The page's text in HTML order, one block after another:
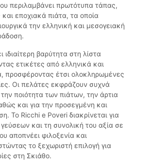
περιλαμβάνει πρωτότυπα τάπας,
εποχιακά πιάτα, τα οποία
την ελληνική και μεσογειακή
ιδιαίτερη βαρύτητα στη λίστα
ετικέτες από ελληνικά και
προσφέροντας έτσι ολοκληρωμένες
Οι πελάτες εκφράζουν συχνά
ποιότητα των πιάτων, την άρτια
και για την προσεγμένη και
Το Ricchi e Poveri διακρίνεται για
και τη συνολική του αξία σε
αποπνέει φιλοξενία και
το ξεχωριστή επιλογή για
στη Σκιάθο.